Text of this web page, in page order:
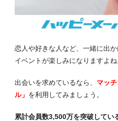
恋人や好きな人など、一緒に出
イベントが楽しみになりますよね
出会いを求めているなら、 マッ
ル」 を利用してみましょう。
累計会員数3,500万を突破してい